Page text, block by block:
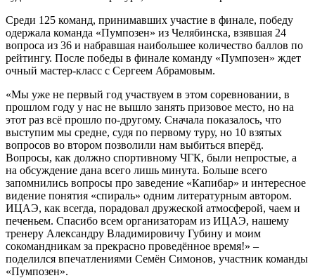
Среди 125 команд, принимавших участие в финале, победу
одержала команда «Пумпозен» из Челябинска, взявшая 24
вопроса из 36 и набравшая наибольшее количество баллов по
рейтингу. После победы в финале команду «Пумпозен» ждет
очный мастер-класс с Сергеем Абрамовым.
«Мы уже не первый год участвуем в этом соревновании, в
прошлом году у нас не вышло занять призовое место, но на
этот раз всё прошло по-другому. Сначала показалось, что
выступим мы средне, судя по первому туру, но 10 взятых
вопросов во втором позволили нам выбиться вперёд.
Вопросы, как должно спортивному ЧГК, были непростые, а
на обсуждение дана всего лишь минута. Больше всего
запомнились вопросы про заведение «Капибар» и интересное
видение понятия «спираль» одним литературным автором.
ИЦАЭ, как всегда, порадовал дружеской атмосферой, чаем и
печеньем. Спасибо всем организаторам из ИЦАЭ, нашему
тренеру Александру Владимировичу Губину и моим
сокомандникам за прекрасно проведённое время!» –
поделился впечатлениями Семён Симонов, участник команды
«Пумпозен».